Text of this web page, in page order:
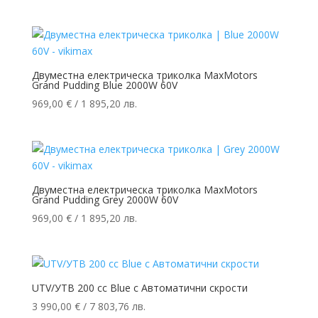
Двуместна електрическа триколка MaxMotors
Grand Pudding Blue 2000W 60V
969,00 €/ 1 895,20 лв.
Двуместна електрическа триколка MaxMotors
Grand Pudding Grey 2000W 60V
969,00 €/ 1 895,20 лв.
UTV/УТВ 200 cc Blue с Автоматични скрости
3 990,00 €/ 7 803,76 лв.